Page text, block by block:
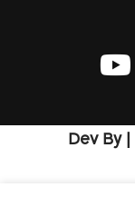
| Dev By